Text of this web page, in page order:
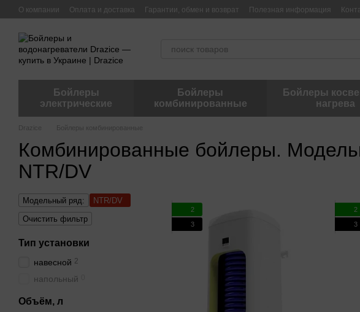
Перейти к основному контенту
О компании Оплата и доставка Гарантии, обмен и возврат Полезная информация
Бойлеры
электрические
Бойлеры
комбинированные
Бойлеры
нагрева
Drazice Бойлеры комбинированные
Комбинированные бойлеры.
NTR/DV
2
3
2
3
Модельный ряд:
NTR/DV
Очистить фильтр
Тип установки
навесной 2
напольный
Объём, л